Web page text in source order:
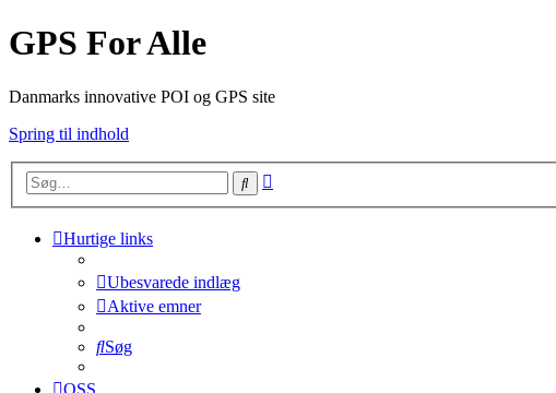
GPS For Alle
Danmarks innovative POI og GPS site
Spring til indhold
Søg
Hurtige links
Ubesvarede indlæg
Aktive emner
Søg